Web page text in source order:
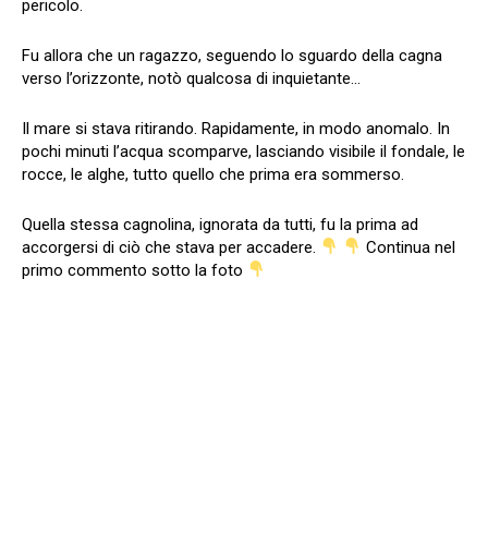
pericolo.
Fu allora che un ragazzo, seguendo lo sguardo della cagna
verso l’orizzonte, notò qualcosa di inquietante…
Il mare si stava ritirando. Rapidamente, in modo anomalo. In
pochi minuti l’acqua scomparve, lasciando visibile il fondale, le
rocce, le alghe, tutto quello che prima era sommerso.
Quella stessa cagnolina, ignorata da tutti, fu la prima ad
accorgersi di ciò che stava per accadere.
Continua nel
primo commento sotto la foto